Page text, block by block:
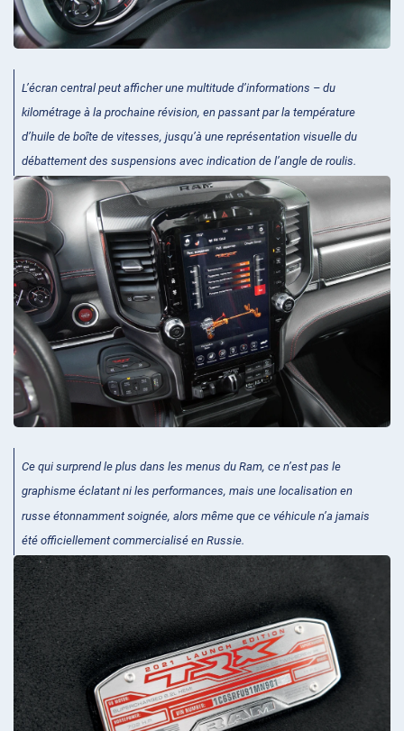
L’écran central peut afficher une multitude d’informations – du
kilométrage à la prochaine révision, en passant par la température
d’huile de boîte de vitesses, jusqu’à une représentation visuelle du
débattement des suspensions avec indication de l’angle de roulis.
Ce qui surprend le plus dans les menus du Ram, ce n’est pas le
graphisme éclatant ni les performances, mais une localisation en
russe étonnamment soignée, alors même que ce véhicule n’a jamais
été officiellement commercialisé en Russie.